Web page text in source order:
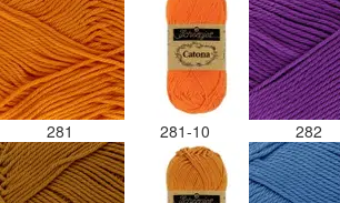
281 281-10 282